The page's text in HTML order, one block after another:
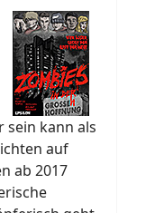
sein kann als
auf
ab 2017